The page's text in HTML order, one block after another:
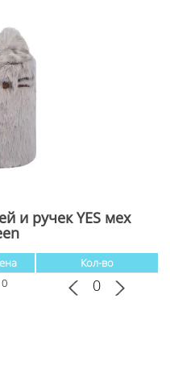
и ручек YES мех
Кол-во
0